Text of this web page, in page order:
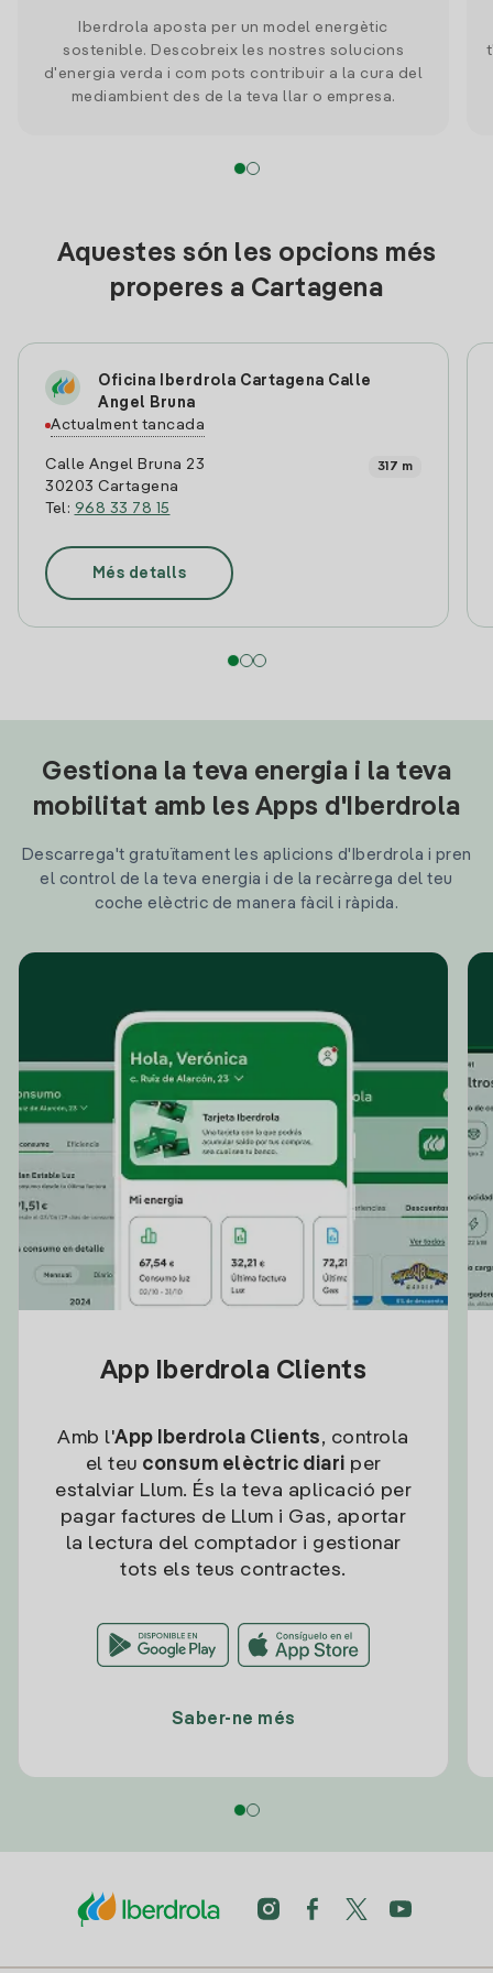
Iberdrola aposta per un model energètic
sostenible. Descobreix les nostres solucions
d'energia verda i com pots contribuir a la cura del
mediambient des de la teva llar o empresa.
Aquestes són les opcions més
properes a Cartagena
Oficina Iberdrola Cartagena Calle
Angel Bruna
Actualment tancada
Calle Angel Bruna 23
30203 Cartagena
Tel: 968 33 78 15
317 m
Més detalls
Gestiona la teva energia i la teva
mobilitat amb les Apps d'Iberdrola
Descarrega't gratuïtament les aplicions d'Iberdrola i pren
el control de la teva energia i de la recàrrega del teu
coche elèctric de manera fàcil i ràpida.
App Iberdrola Clients
Amb l'App Iberdrola Clients, controla
el teu consum elèctric diari per
estalviar Llum. És la teva aplicació per
pagar factures de Llum i Gas, aportar
la lectura del comptador i gestionar
tots els teus contractes.
Saber-ne més